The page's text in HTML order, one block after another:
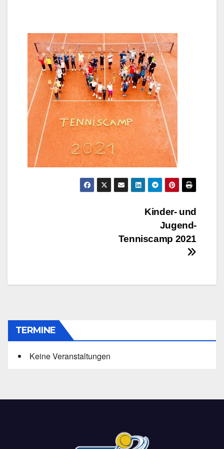
BeitragsnavigationKinder- und
Jugend-
Tenniscamp 2021
TERMINE
Keine Veranstaltungen